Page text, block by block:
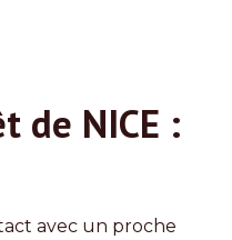
de NICE :
avec un proche